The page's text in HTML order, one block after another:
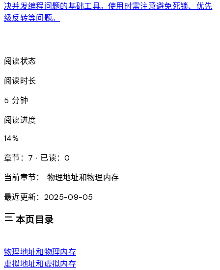
决并发编程问题的基础工具。使用时需注意避免死锁、优先
级反转等问题。
阅读状态
阅读时长
5 分钟
阅读进度
14%
章节：7 · 已读：0
当前章节：
物理地址和物理内存
最近更新：2025-09-05
本页目录
物理地址和物理内存
虚拟地址和虚拟内存